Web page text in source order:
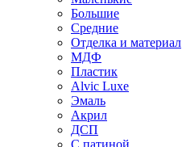
Большие
Средние
Отделка и материал
МДФ
Пластик
Alvic Luxe
Эмаль
Акрил
ДСП
С патиной